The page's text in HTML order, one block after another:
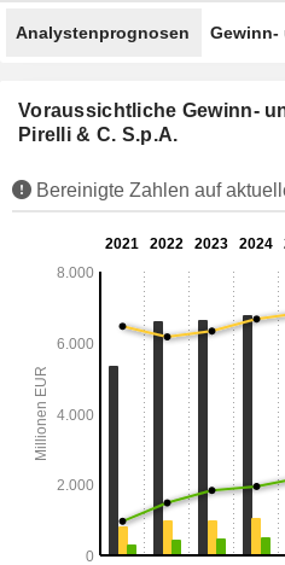
Analystenprognosen Gewinn-
Voraussichtliche Gewinn-
Pirelli & C. S.p.A.
Bereinigte Zahlen auf